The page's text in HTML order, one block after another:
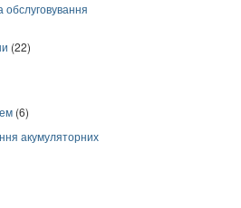
обслуговування
(22)
(6)
акумуляторних